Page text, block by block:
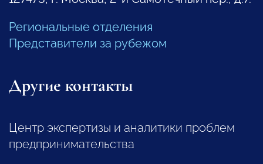
Региональные отделения
Представители за рубежом
Другие контакты
Центр экспертизы и аналитики проблем
предпринимательства